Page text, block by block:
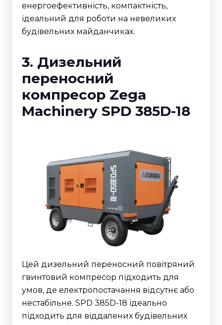
енергоефективність, компактність,
ідеальний для роботи на невеликих
будівельних майданчиках.
3. Дизельний
переносний
компресор Zega
Machinery SPD 385D-18
Цей дизельний переносний повітряний
гвинтовий компресор підходить для
умов, де електропостачання відсутнє або
нестабільне. SPD 385D-18 ідеально
підходить для віддалених будівельних